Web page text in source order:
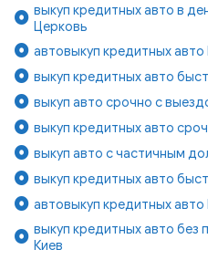
выкуп кредитных авто в
Церковь
автовыкуп кредитных авто
выкуп кредитных авто
выкуп авто срочно с
выкуп кредитных авто
выкуп авто с частичным
выкуп кредитных авто
автовыкуп кредитных авто
выкуп кредитных авто без
Киев